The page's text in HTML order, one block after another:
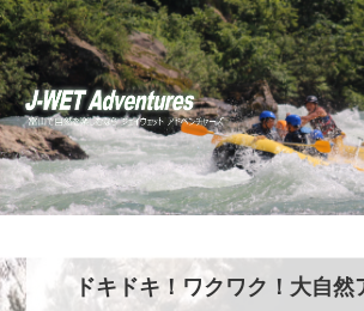
ドキドキ！ワクワク！大自然